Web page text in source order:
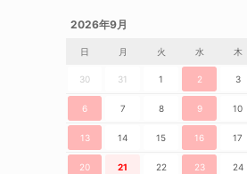
2026年9月
日 月 火 水 木
30 31 1 2 3
6 7 8 9 10
13 14 15 16 17
20 21 22 23 24